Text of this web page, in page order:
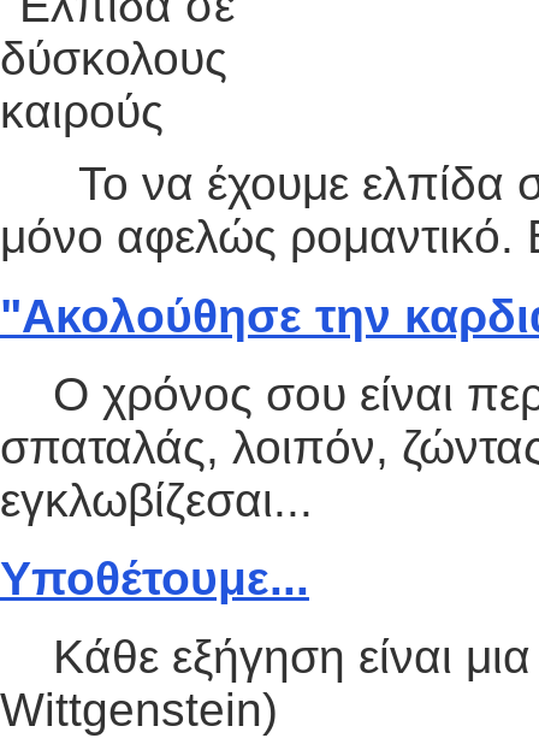
Το να έχουμε ελπίδα
μόνο αφελώς ρομαντικό.
"Ακολούθησε την
Ο χρόνος σου είναι
σπαταλάς, λοιπόν,
εγκλωβίζεσαι...
Υποθέτουμε...
Κάθε εξήγηση είναι
Wittgenstein)